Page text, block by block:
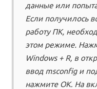
данные или
Если получилось
работу ПК,
этом режиме.
Windows + R, в
ввод msconfig и
нажмите ОК. На